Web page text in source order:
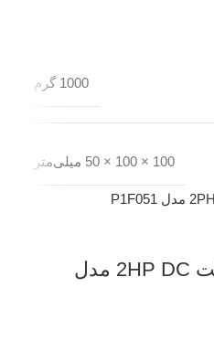
1000 گرم
100 × 100 × 50 میلی‌متر
موتور تردمیل 180 ولت 2HP DC مدل